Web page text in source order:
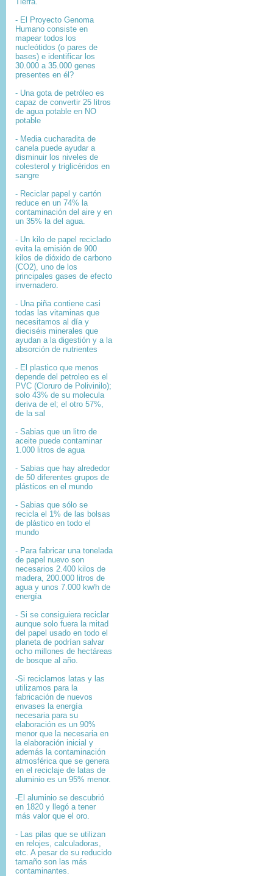
- El
Proyecto Genoma
Humano consiste en
mapear todos los
nucleótidos (o pares de
bases) e identificar los
30.000 a 35.000 genes
presentes en él?
- Una gota de petróleo es
capaz de convertir 25 litros
de agua potable en NO
potable
- Media cucharadita de
canela puede ayudar a
disminuir los niveles de
colesterol y triglicéridos en
sangre
- Reciclar papel y cartón
reduce en un 74% la
contaminación del aire y en
un 35% la del agua.
- Un kilo de papel reciclado
evita la emisión de 900
kilos de dióxido de carbono
(CO2), uno de los
principales gases de efecto
invernadero.
- Una piña contiene casi
todas las vitaminas que
necesitamos al día y
dieciséis minerales que
ayudan a la digestión y a la
absorción de nutrientes
- El plastico que menos
depende del petroleo es el
PVC (Cloruro de Polivinilo);
solo 43% de su molecula
deriva de el; el otro 57%,
de la sal
- Sabias que un litro de
aceite puede contaminar
1.000 litros de agua
- Sabias que hay alrededor
de 50 diferentes grupos de
plásticos en el mundo
- Sabias que sólo se
recicla el 1% de las bolsas
de plástico en todo el
mundo
- Para fabricar una tonelada
de papel nuevo son
necesarios 2.400 kilos de
madera, 200.000 litros de
agua y unos 7.000 kw/h de
energía
- Si se consiguiera reciclar
aunque solo fuera la mitad
del papel usado en todo el
planeta de podrían salvar
ocho millones de hectáreas
de bosque al año.
-Si reciclamos latas y las
utilizamos para la
fabricación de nuevos
envases la energía
necesaria para su
elaboración es un 90%
menor que la necesaria en
la elaboración inicial y
además la contaminación
atmosférica que se genera
en el reciclaje de latas de
aluminio es un 95% menor.
-El aluminio se descubrió
en 1820 y llegó a tener
más valor que el oro.
- Las pilas que se utilizan
en relojes, calculadoras,
etc. A pesar de su reducido
tamaño son las más
contaminantes.